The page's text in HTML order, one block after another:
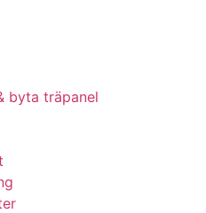
byta träpanel